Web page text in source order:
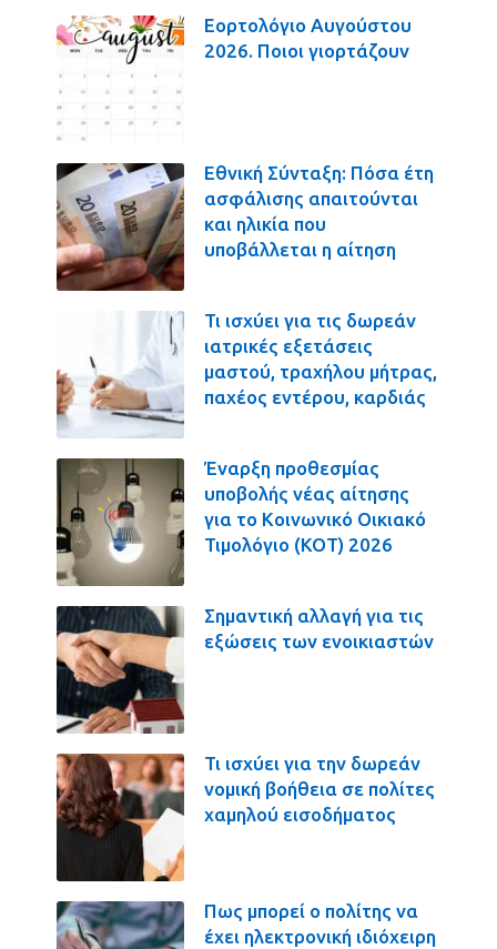
Εορτολόγιο Αυγούστου
2026. Ποιοι γιορτάζουν
Εθνική Σύνταξη: Πόσα έτη
ασφάλισης απαιτούνται
και ηλικία που
υποβάλλεται η αίτηση
Τι ισχύει για τις δωρεάν
ιατρικές εξετάσεις
μαστού, τραχήλου μήτρας,
παχέος εντέρου, καρδιάς
Έναρξη προθεσμίας
υποβολής νέας αίτησης
για το Κοινωνικό Οικιακό
Τιμολόγιο (ΚΟΤ) 2026
Σημαντική αλλαγή για τις
εξώσεις των ενοικιαστών
Τι ισχύει για την δωρεάν
νομική βοήθεια σε πολίτες
χαμηλού εισοδήματος
Πως μπορεί ο πολίτης να
έχει ηλεκτρονική ιδιόχειρη